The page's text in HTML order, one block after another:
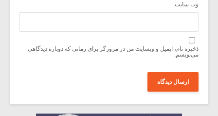
وب‌ سایت
ذخیره نام، ایمیل و وبسایت من در مرورگر برای زمانی که دوباره دیدگاهی
می‌نویسم.